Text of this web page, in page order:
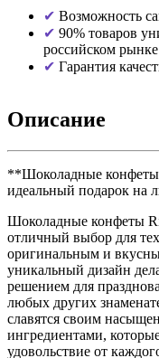
Возможность
90% товаров
российском рынке
Гарантия
Описание
**Шоколадные
идеальный подарок на
Шоколадные конфеты
отличный выбор для
оригинальным и
уникальный дизайн
решением для
любых других
славятся своим
ингредиентами,
удовольствие от